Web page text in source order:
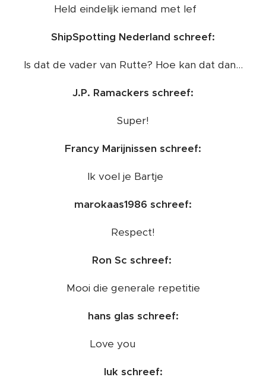
Held eindelijk iemand met lef 🤩
ShipSpotting Nederland schreef:
Is dat de vader van Rutte? Hoe kan dat dan...
J.P. Ramackers schreef:
Super!
Francy Marijnissen schreef:
Ik voel je Bartje 😔
marokaas1986 schreef:
Respect!
Ron Sc schreef:
Mooi die generale repetitie
hans glas schreef:
Love you ❤️❤️❤️
luk schreef: